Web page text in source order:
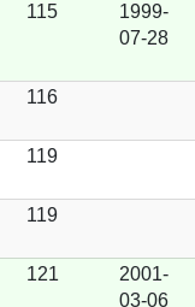
115
1999-
07-28
116
119
119
121
2001-
03-06